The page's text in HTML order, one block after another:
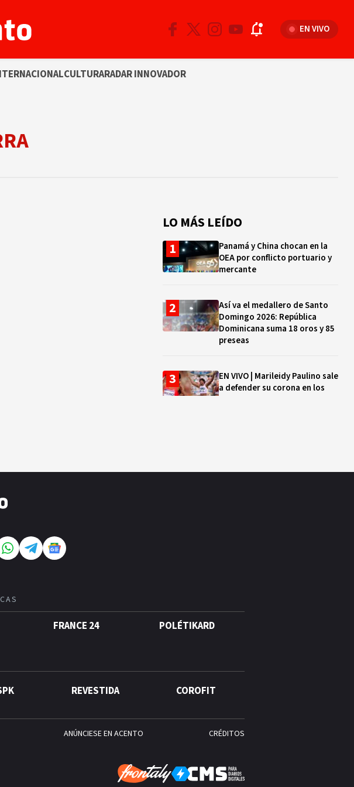
EN VIVO
CULTURARADAR INNOVADOR
LO MÁS LEÍDO
Panamá y China chocan en la
OEA por conflicto portuario y
mercante
Así va el medallero de Santo
Domingo 2026: República
Dominicana suma 18 oros y 85
preseas
EN VIVO | Marileidy Paulino sale
a defender su corona en los
puedes cobrar
FRANCE 24 POLÉTIKARD
REVESTIDA COROFIT
ANÚNCIESE EN ACENTO CRÉDITOS